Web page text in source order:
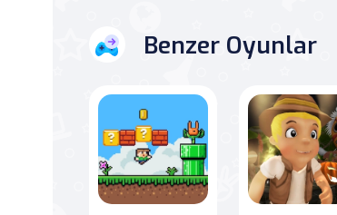
Benzer Oyunlar